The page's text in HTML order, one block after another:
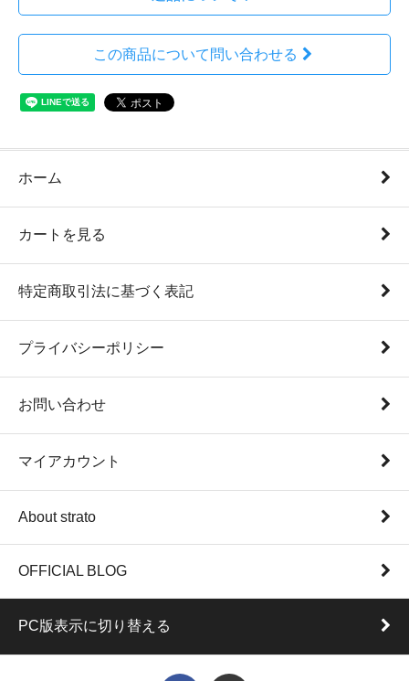
この商品について問い合わせる
ホーム
カートを見る
特定商取引法に基づく表記
プライバシーポリシー
お問い合わせ
マイアカウント
About strato
OFFICIAL BLOG
PC版表示に切り替える